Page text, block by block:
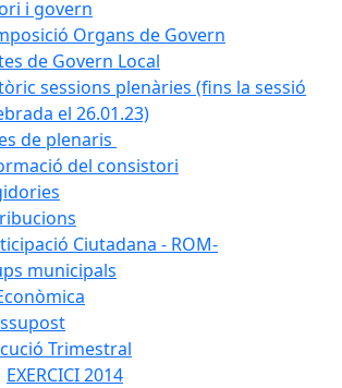
i govern
Organs de Govern
de Govern Local
sessions plenàries (fins la sessió
el 26.01.23)
de plenaris
del consistori
Ciutadana - ROM-
municipals
Trimestral
EXERCICI 2014